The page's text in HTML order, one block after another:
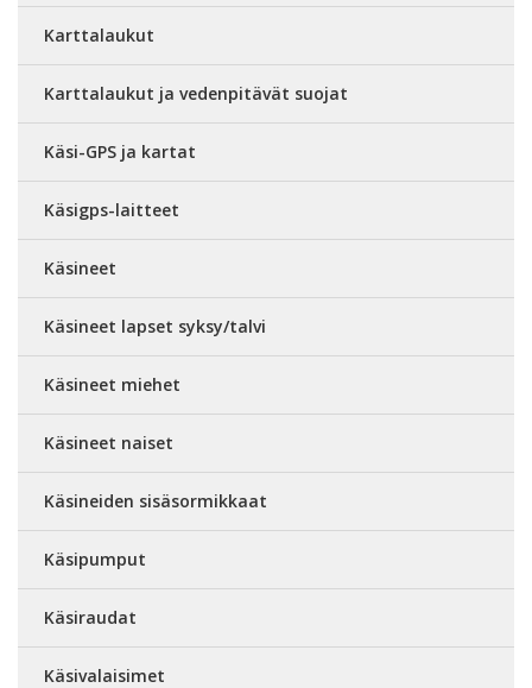
Karttalaukut
Karttalaukut ja vedenpitävät suojat
Käsi-GPS ja kartat
Käsigps-laitteet
Käsineet
Käsineet lapset syksy/talvi
Käsineet miehet
Käsineet naiset
Käsineiden sisäsormikkaat
Käsipumput
Käsiraudat
Käsivalaisimet